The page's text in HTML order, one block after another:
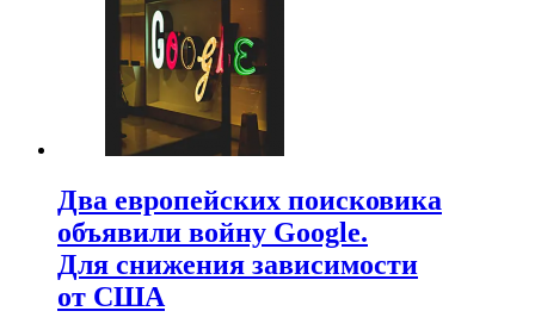
Два европейских поисковика
объявили войну Google.
Для снижения зависимости
от США